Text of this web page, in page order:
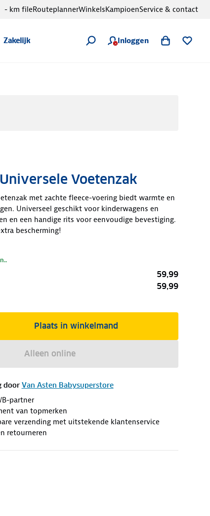
Zakelijk Inloggen
- km fileRouteplannerWinkelsKampioenService & contact
Voetenzak
met zachte fleece-voering biedt warmte en
Universeel geschikt voor kinderwagens en
en een handige rits voor eenvoudige bevestiging.
bescherming!
59,99
59,99
Plaats in winkelmand
Alleen online
door Van Asten Babysuperstore
partner
van topmerken
verzending met uitstekende klantenservice
retourneren